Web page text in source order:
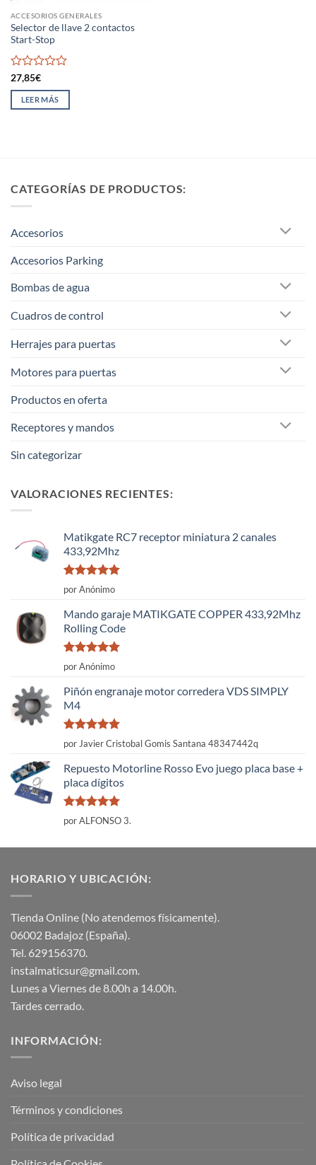
ACCESORIOS GENERALES
Selector de llave 2 contactos
Start-Stop
Valorado
con
de
27,85€
LEER MÁS
CATEGORÍAS DE PRODUCTOS:
Accesorios
Accesorios Parking
Bombas de agua
Cuadros de control
Herrajes para puertas
Motores para puertas
Productos en oferta
Receptores y mandos
Sin categorizar
VALORACIONES RECIENTES:
Matikgate RC7 receptor miniatura 2 canales
433,92Mhz
Valorado
con
por Anónimo
Mando garaje MATIKGATE COPPER 433,92Mhz
Rolling Code
Valorado
con
por Anónimo
Piñón engranaje motor corredera VDS SIMPLY
M4
Valorado
con
por Javier Cristobal Gomis Santana 48347442q
Repuesto Motorline Rosso Evo juego placa base +
placa dígitos
Valorado
con
por ALFONSO 3.
HORARIO Y UBICACIÓN:
Tienda Online (No atendemos físicamente).
06002 Badajoz (España).
Tel. 629156370.
instalmaticsur@gmail.com.
Lunes a Viernes de 8.00h a 14.00h.
Tardes cerrado.
INFORMACIÓN:
Aviso legal
Términos y condiciones
Política de privacidad